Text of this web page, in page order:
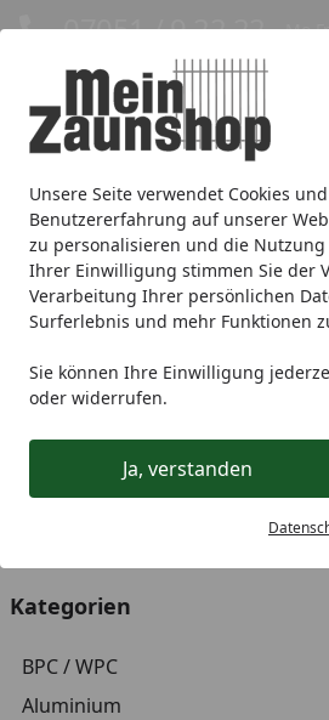
Unsere Seite verwendet Cookies
Benutzererfahrung auf unserer
zu personalisieren und die
Ihrer Einwilligung stimmen Sie der
Verarbeitung Ihrer persönlichen
Surferlebnis und mehr Funktionen
Sie können Ihre Einwilligung
oder widerrufen.
Ja, verstanden
Eigene Montage-
07051 / 9 22 22 Mo-
Sichtschutz Doppelstabmatte
Zaunmarken
Sichtschutz Aluminium
Fiberdeck
Ihre Artikelübersicht
Kategorien
BPC / WPC
Aluminium